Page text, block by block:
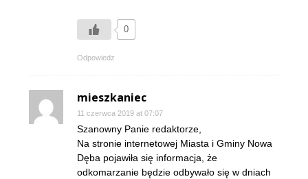
0
Odpowiedz
mieszkaniec
11 czerwca 2019 at 07:07
Szanowny Panie redaktorze,
Na stronie internetowej Miasta i Gminy Nowa
Dęba pojawiła się informacja, że
odkomarzanie będzie odbywało się w dniach